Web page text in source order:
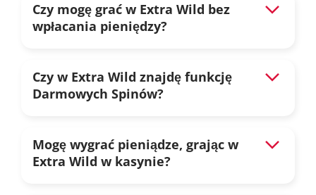
Czy mogę grać w Extra Wild bez
wpłacania pieniędzy?
Czy w Extra Wild znajdę funkcję
Darmowych Spinów?
Mogę wygrać pieniądze, grając w
Extra Wild w kasynie?